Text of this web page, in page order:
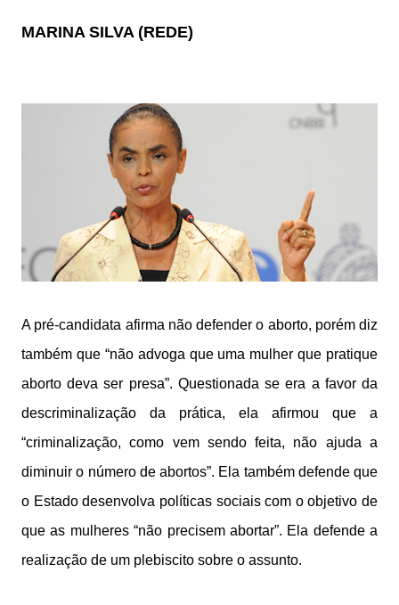
MARINA SILVA (REDE)
A pré-candidata afirma não defender o aborto, porém diz
também que “não advoga que uma mulher que pratique
aborto deva ser presa”. Questionada se era a favor da
descriminalização da prática, ela afirmou que a
“criminalização, como vem sendo feita, não ajuda a
diminuir o número de abortos”. Ela também defende que
o Estado desenvolva políticas sociais com o objetivo de
que as mulheres “não precisem abortar”. Ela defende a
realização de um plebiscito sobre o assunto.